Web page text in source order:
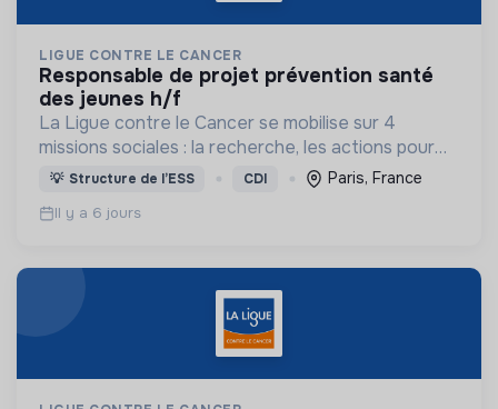
LIGUE CONTRE LE CANCER
responsable de projet prévention santé
des jeunes h/f
La Ligue contre le Cancer se mobilise sur 4
missions sociales : la recherche, les actions pour
les personnes malades, la prévention & promotion
du dépistage et l'étude & observatoire.
💡 Structure de l’ESS CDI Paris, France
Il y a 6 jours